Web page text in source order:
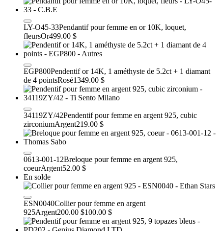
LY-O45-33Pendantif pour femme en or 10K, loquet,
fleursOr499.00 $
EGP800Pendentif or 14K, 1 améthyste de 5.2ct + 1 diamant
de 4 pointsRosé1349.00 $
34119ZY/42Pendentif pour femme en argent 925, cubic
zirconiumArgent219.00 $
0613-001-12Breloque pour femme en argent 925,
coeurArgent52.00 $
En solde
ESN0040Collier pour femme en argent
925Argent200.00 $100.00 $